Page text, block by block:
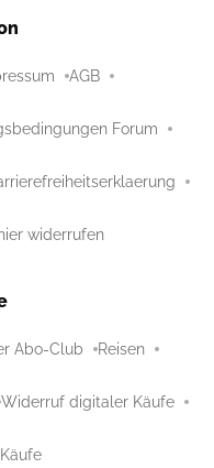
AGB
Forum
widerrufen
Abo-Club Reisen
Widerruf digitaler Käufe